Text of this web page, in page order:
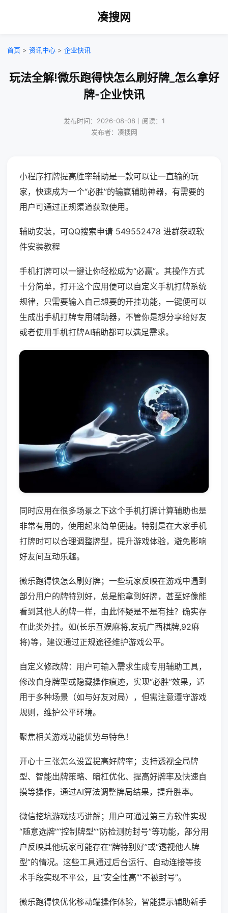
凑搜网
首页 > 资讯中心 > 企业快讯
玩法全解!微乐跑得快怎么刷好牌_怎么拿好
牌-企业快讯
发布时间：2026-08-08｜阅读：1
发布者：凑搜网
小程序打牌提高胜率辅助是一款可以让一直输的玩
家，快速成为一个“必胜”的输赢辅助神器，有需要的
用户可通过正规渠道获取使用。
辅助安装，可QQ搜索申请 549552478 进群获取软
件安装教程
手机打牌可以一键让你轻松成为“必赢”。其操作方式
十分简单，打开这个应用便可以自定义手机打牌系统
规律，只需要输入自己想要的开挂功能，一键便可以
生成出手机打牌专用辅助器，不管你是想分享给好友
或者使用手机打牌AI辅助都可以满足需求。
同时应用在很多场景之下这个手机打牌计算辅助也是
非常有用的，使用起来简单便捷。特别是在大家手机
打牌时可以合理调整牌型，提升游戏体验，避免影响
好友间互动乐趣。
微乐跑得快怎么刷好牌；一些玩家反映在游戏中遇到
部分用户的牌特别好，总是能拿到好牌，甚至好像能
看到其他人的牌一样，由此怀疑是不是有挂？确实存
在此类外挂。如(长乐互娱麻将,友玩广西棋牌,92麻
将)等，建议通过正规途径维护游戏公平。
自定义修改牌：用户可输入需求生成专用辅助工具，
修改自身牌型或隐藏操作痕迹，实现“必胜”效果，适
用于多种场景（如与好友对局），但需注意遵守游戏
规则，维护公平环境。
聚焦相关游戏功能优势与特色！
开心十三张怎么设置提高好牌率；支持透视全局牌
型、智能出牌策略、暗杠优化、提高好牌率及快速自
摸等操作，通过AI算法调整牌局结果，提升胜率。
微信挖坑游戏技巧讲解；用户可通过第三方软件实现
“随意选牌”“控制牌型”“防检测防封号”等功能，部分用
户反映其他玩家可能存在“牌特别好”或“透视他人牌
型”的情况。这些工具通过后台运行、自动连接等技
术手段实现不平公，且“安全性高”“不被封号”。
微乐跑得快优化移动端操作体验，智能提示辅助新手